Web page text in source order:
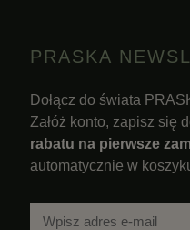
PRASKA
Dołącz do świata
Załóż konto, zapisz się
rabatu na pierwsze
automatycznie w